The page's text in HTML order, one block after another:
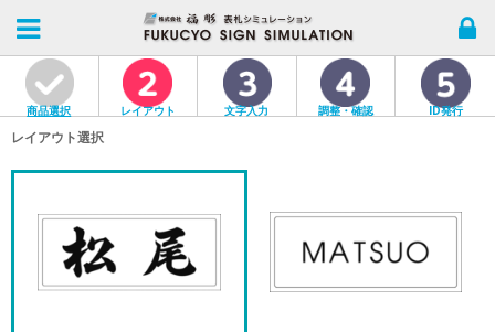
商品選択 レイアウト 文字入力 調整・確認 ID発行
レイアウト選択